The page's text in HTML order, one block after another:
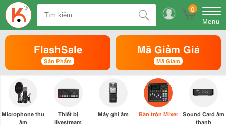
0
Menu
FlashSale
Sản Phẩm
Mã Giảm Giá
Mã Giảm
Microphone thu
âm
Thiết bị
livestream
Máy ghi âm Bàn trộn Mixer
Sound Card âm
thanh